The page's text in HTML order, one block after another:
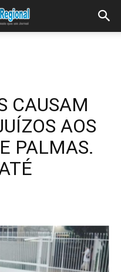
CAUSAM
AOS
PALMAS.